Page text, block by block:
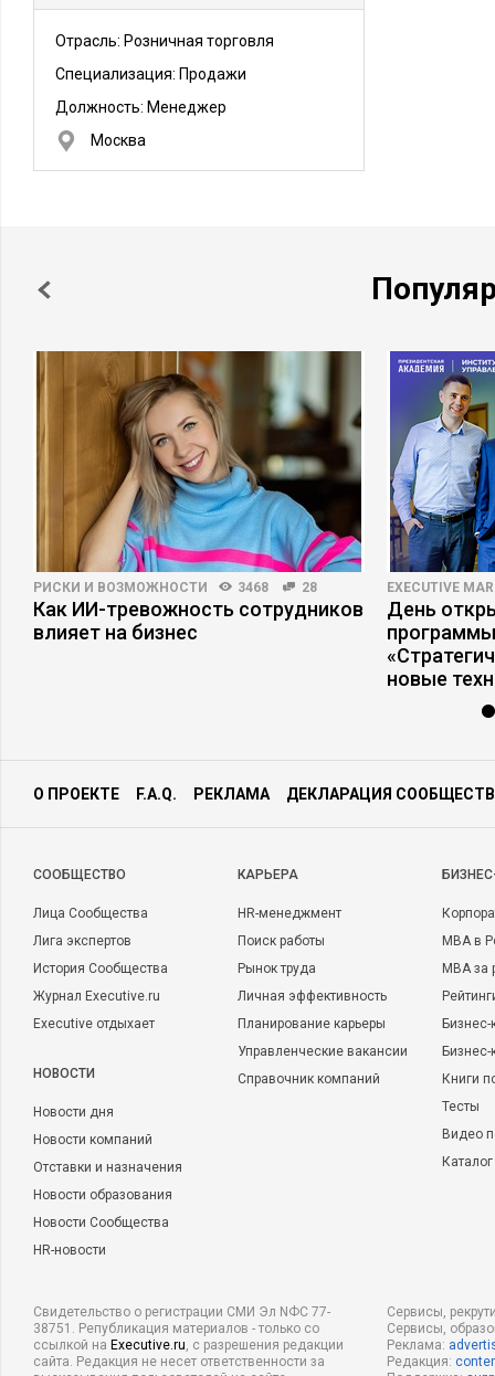
Отрасль: Розничная торговля
Специализация: Продажи
Должность: Менеджер
Москва
РИСКИ И ВОЗМОЖНОСТИ 3468 28
Как ИИ-тревожность сотрудников
влияет на бизнес
EXECUTIVE
День
новые
О ПРОЕКТЕ F.A.Q. РЕКЛАМА ДЕКЛАРАЦИЯ
CООБЩЕСТВО
Лица Сообщества
Лига экспертов
История Сообщества
Журнал Executive.ru
Executive отдыхает
НОВОСТИ
Новости дня
Новости компаний
Отставки и назначения
Новости образования
Новости Сообщества
HR-новости
КАРЬЕРА
HR-менеджмент
Поиск работы
Рынок труда
Личная эффективность
Планирование карьеры
Управленческие вакансии
Справочник компаний
MBA в
MBA
Бизнес-
Книги
Тесты
Видео
Свидетельство о регистрации СМИ Эл NФС 77-
38751. Републикация материалов - только со
ссылкой на Executive.ru, с разрешения редакции
сайта. Редакция не несет ответственности за
Сервисы,
Сервисы,
Реклама:
Редакция: